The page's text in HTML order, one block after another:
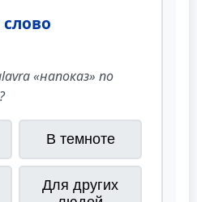
«напоказ» no
В темноте
Для других